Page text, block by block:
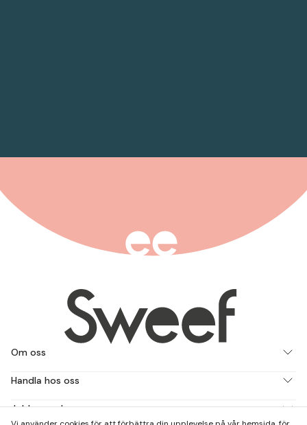
Om oss
Handla hos oss
Jobba med oss